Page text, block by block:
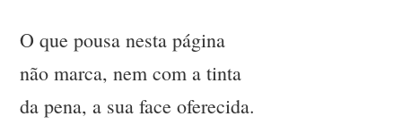
O que pousa nesta página
não marca, nem com a tinta
da pena, a sua face oferecida.